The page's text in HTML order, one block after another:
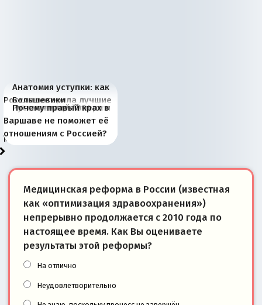
Анатомия уступки: как
Россия потеряла лучшие
рыбопромысловые
районы Баренцева
моря
Большевики
отличаются от «Яблока»
тем, что они -
победители
Киевская марионетка
Запада рассказала о
«переобувании» хозяев
В России назрели
перемены: 15 шагов к
суверенной экономике
Миграционный пожар
Европы
Россия начинает
сбрасывать балласт
Анкориджа
Россия зимой 1904
года: первые уступки во
внутренней политике
Русская нация вчера и
сегодня
Почему правый крах в
Варшаве не поможет её
отношениям с Россией?
Медицинская реформа в России (известная
как «оптимизация здравоохранения»)
непрерывно продолжается с 2010 года по
настоящее время. Как Вы оцениваете
результаты этой реформы?
На отлично
Неудовлетворительно